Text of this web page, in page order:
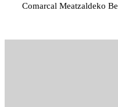
Comarcal Meatzaldeko